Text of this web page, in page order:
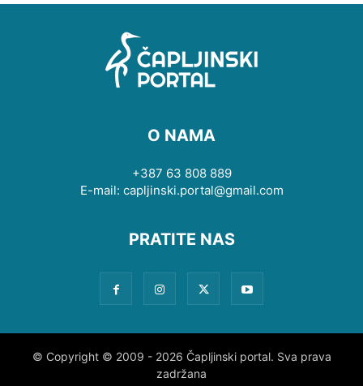
O NAMA
+387 63 808 889
E-mail: capljinski.portal@gmail.com
PRATITE NAS
© Copyright © 2009 - 2026 Čapljinski portal. Sva prava
zadržana